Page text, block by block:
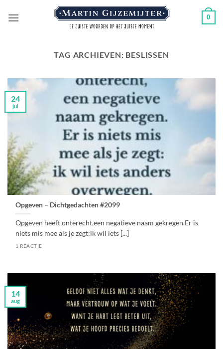
naar
0
TAG ARCHIEVEN: BESLISSEN
Opgeven – Dichtgedachten #2099
Opgeven heeft onterecht,een negatieve naam gekregen.Er is
niets mis mee als je zegt:ik wil iets [...]
1 REACTIE
24
jul
14
aug